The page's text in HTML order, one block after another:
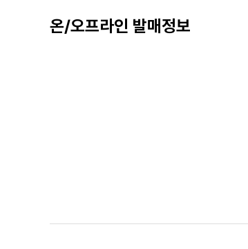
온/오프라인 발매정보